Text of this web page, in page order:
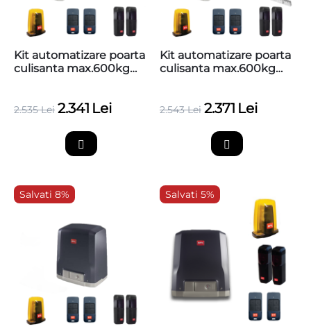
Kit automatizare poarta
culisanta max.600kg
teflonate
2.535 Lei 2.341 Lei
Kit automatizare poarta
culisanta max.600kg
zincate
2.543 Lei 2.371 Lei
Salvati 8% Salvati 5%